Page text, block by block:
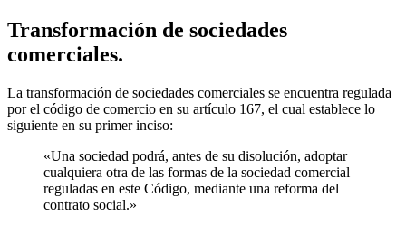
Transformación de sociedades
comerciales.
La transformación de sociedades comerciales se encuentra regulada
por el código de comercio en su artículo 167, el cual establece lo
siguiente en su primer inciso:
«Una sociedad podrá, antes de su disolución, adoptar
cualquiera otra de las formas de la sociedad comercial
reguladas en este Código, mediante una reforma del
contrato social.»